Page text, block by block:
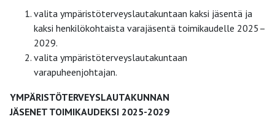
valita ympäristöterveyslautakuntaan kaksi jäsentä ja
kaksi henkilökohtaista varajäsentä toimikaudelle 2025–
2029.
valita ympäristöterveyslautakuntaan
varapuheenjohtajan.
YMPÄRISTÖTERVEYSLAUTAKUNNAN
JÄSENET TOIMIKAUDEKSI 2025-2029